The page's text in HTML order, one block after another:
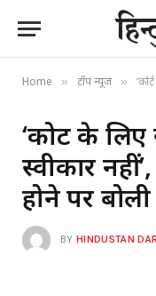
Home » टॉप न्यूज » ‘कोर्ट
‘कोर्ट के
स्वीकार
होने पर
BY HINDUSTAN